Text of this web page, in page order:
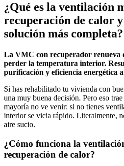
¿Qué es la ventilación
recuperación de calor
solución más completa?
La VMC con recuperador renueva
perder la temperatura interior.
purificación y eficiencia energética
Si has rehabilitado tu vivienda con
una muy buena decisión. Pero eso
mayoría no ve venir: si no tienes
interior se vicia rápido. Literalmente,
aire sucio.
¿Cómo funciona la
recuperación de calor?